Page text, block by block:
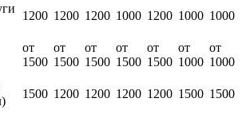
1200 1200 1200 1000 1200 1000 1000
от
1500
от
1500
от
1500
от
1500
от
1500
от
1000
от
1000
1500 1200 1200 1200 1200 1500 1500